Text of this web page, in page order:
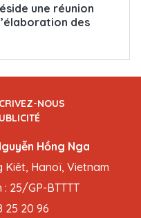
une réunion
des
NOUS
Hồng Nga
Kiêt, Hanoï, Vietnam
25/GP-BTTTT
25 20 96